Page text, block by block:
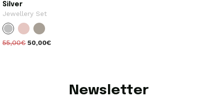
Silver
Jewellery Set
55,00€ 50,00€
Newsletter